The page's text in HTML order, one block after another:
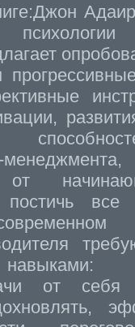
все
навыками:
от себя